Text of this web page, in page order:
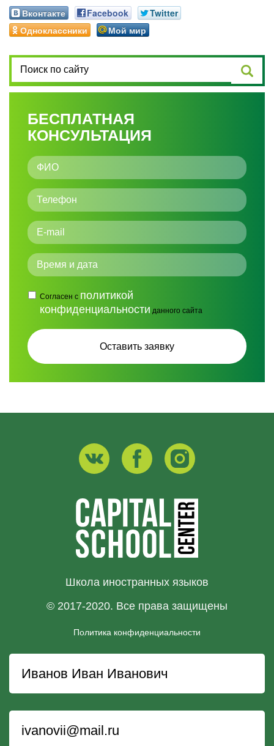
Вконтакте Facebook
Twitter
Одноклассники
Мой мир
БЕСПЛАТНАЯ
КОНСУЛЬТАЦИЯ
Согласен с политикой
конфиденциальности данного сайта
Школа иностранных языков
© 2017-2020. Все права защищены
Политика конфиденциальности